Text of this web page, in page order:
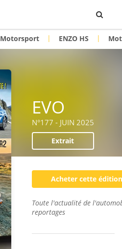
Motorsport | ENZO HS |
EVO
N°177 - JUIN 2025
Extrait
Acheter cette édition
Toute l'actualité de
reportages